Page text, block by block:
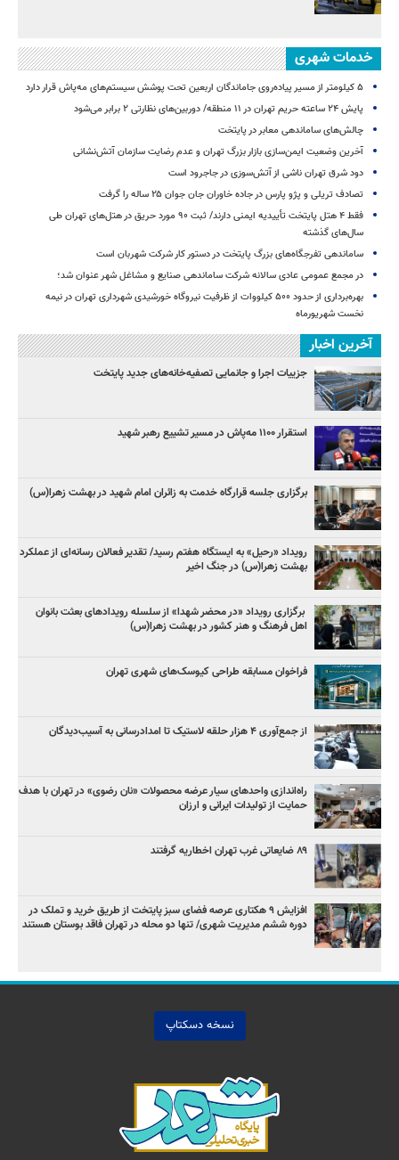
خدمات شهری
۵ کیلومتر از مسیر پیاده‌روی جاماندگان اربعین تحت پوشش سیستم‌های مه‌پاش قرار دارد
پایش ۲۴ ساعته حریم تهران در ۱۱ منطقه/ دوربین‌های نظارتی ۲ برابر می‌شود
چالش‌های ساماندهی معابر در پایتخت
آخرین وضعیت ایمن‌سازی بازار بزرگ تهران و عدم رضایت سازمان آتش‌نشانی
دود شرق تهران ناشی از آتش‌سوزی در جاجرود است
تصادف تریلی و پژو پارس در جاده خاوران جان جوان ۲۵ ساله را گرفت
فقط ۴ هتل پایتخت تأییدیه ایمنی دارند/ ثبت ۹۰ مورد حریق در هتل‌های تهران طی
سال‌های گذشته
ساماندهی تفرجگاه‌های بزرگ پایتخت در دستور کار شرکت شهربان است
در مجمع عمومی عادی سالانه شرکت ساماندهی صنایع و مشاغل شهر عنوان شد؛
بهره‌برداری از حدود ۵۰۰ کیلووات از ظرفیت نیروگاه خورشیدی شهرداری تهران در نیمه
نخست شهریورماه
آخرین اخبار
جزییات اجرا و جانمایی تصفیه‌خانه‌های جدید پایتخت
استقرار ۱۱۰۰ مه‌پاش در مسیر تشییع رهبر شهید
برگزاری جلسه قرارگاه خدمت به زائران امام شهید در بهشت زهرا(س)
رویداد «رحیل» به ایستگاه هفتم رسید/ تقدیر فعالان رسانه‌ای از عملکرد
بهشت زهرا(س) در جنگ اخیر
برگزاری رویداد «در محضر شهدا» از سلسله رویدادهای بعثت بانوان
اهل فرهنگ و هنر کشور در بهشت زهرا(س)
فراخوان مسابقه طراحی کیوسک‌های شهری تهران
از جمع‌آوری ۴ هزار حلقه لاستیک تا امدادرسانی به آسیب‌دیدگان
راه‌اندازی واحدهای سیار عرضه محصولات «نان رضوی» در تهران با هدف
حمایت از تولیدات ایرانی و ارزان
۸۹ ضایعاتی غرب تهران اخطاریه گرفتند
افزایش ۹ هکتاری عرصه فضای سبز پایتخت از طریق خرید و تملک در
دوره ششم مدیریت شهری/ تنها دو محله در تهران فاقد بوستان هستند
نسخه دسکتاپ